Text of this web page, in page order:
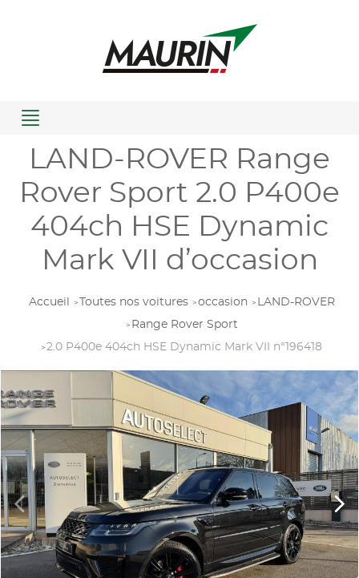
Menu
LAND-ROVER Range
Rover Sport 2.0 P400e
404ch HSE Dynamic
Mark VII d’occasion
Accueil Toutes nos voitures occasion
LAND-ROVER
Range Rover Sport
2.0 P400e 404ch HSE Dynamic Mark VII n°196418